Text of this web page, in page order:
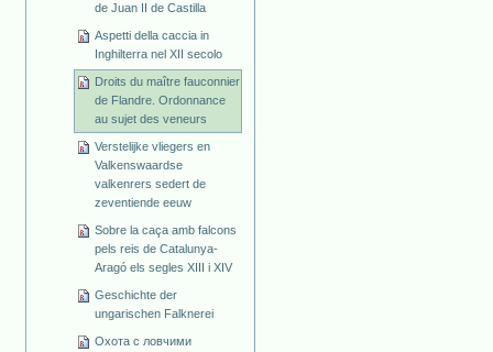
de Juan II de Castilla
Aspetti della caccia in
Inghilterra nel XII secolo
Droits du maître fauconnier
de Flandre. Ordonnance
au sujet des veneurs
Verstelijke vliegers en
Valkenswaardse
valkenrers sedert de
zeventiende eeuw
Sobre la caça amb falcons
pels reis de Catalunya-
Aragó els segles XIII i XIV
Geschichte der
ungarischen Falknerei
Охота с ловчими